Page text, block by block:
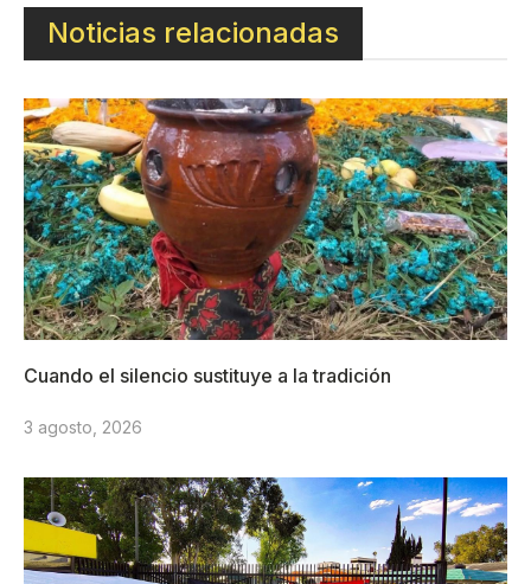
Noticias relacionadas
Cuando el silencio sustituye a la tradición
3 agosto, 2026